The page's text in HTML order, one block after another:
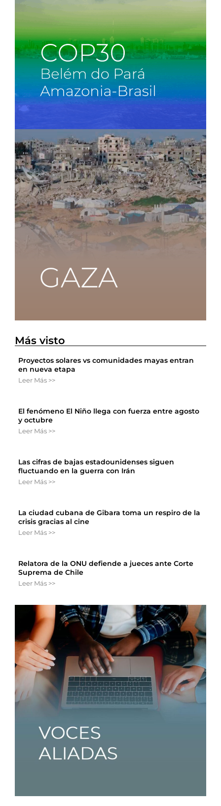
Más visto
Proyectos solares vs comunidades mayas entran
en nueva etapa
Leer Más >>
El fenómeno El Niño llega con fuerza entre agosto
y octubre
Leer Más >>
Las cifras de bajas estadounidenses siguen
fluctuando en la guerra con Irán
Leer Más >>
La ciudad cubana de Gibara toma un respiro de la
crisis gracias al cine
Leer Más >>
Relatora de la ONU defiende a jueces ante Corte
Suprema de Chile
Leer Más >>